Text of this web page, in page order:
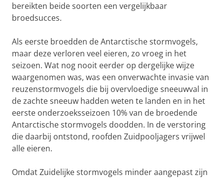
bereikten beide soorten een vergelijkbaar
broedsucces.
Als eerste broedden de Antarctische stormvogels,
maar deze verloren veel eieren, zo vroeg in het
seizoen. Wat nog nooit eerder op dergelijke wijze
waargenomen was, was een onverwachte invasie van
reuzenstormvogels die bij overvloedige sneeuwval in
de zachte sneeuw hadden weten te landen en in het
eerste onderzoeksseizoen 10% van de broedende
Antarctische stormvogels doodden. In de verstoring
die daarbij ontstond, roofden Zuidpooljagers vrijwel
alle eieren.
Omdat Zuidelijke stormvogels minder aangepast zijn